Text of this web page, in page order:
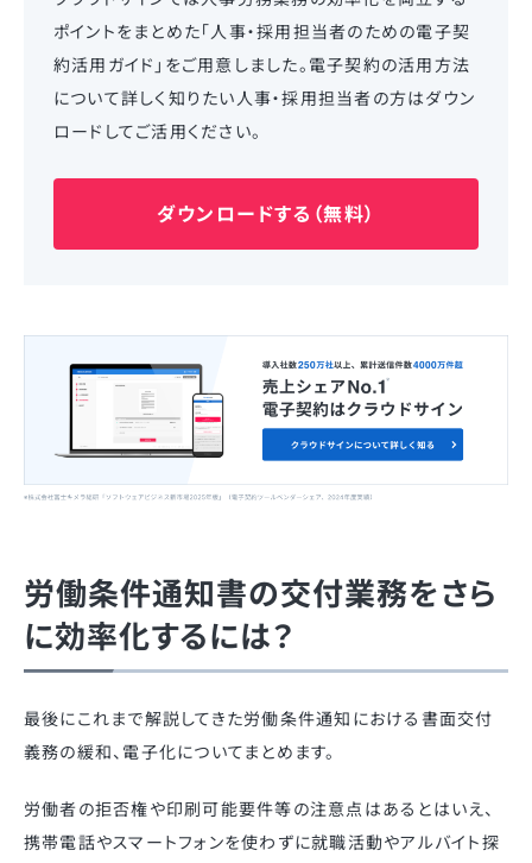
ポイントをまとめた「人事・採用担当者のための電子契
約活用ガイド」をご用意しました。電子契約の活用方法
について詳しく知りたい人事・採用担当者の方はダウン
ロードしてご活用ください。
ダウンロードする（無料）
労働条件通知書の交付業務をさら
に効率化するには？
最後にこれまで解説してきた労働条件通知における書面交付
義務の緩和、電子化についてまとめ ます。
労働者の拒否権や印刷可能要件等の注意点はあるとはいえ、
携帯電話やスマートフォンを使わずに就職活動やアルバイト探